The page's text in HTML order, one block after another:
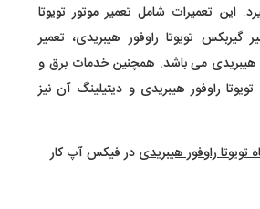
تعمیرات شامل تعمیر موتور تویوتا
گیربکس تویوتا راوفور هیبریدی، تعمیر
هیبریدی می باشد. همچنین خدمات برق و
راوفور هیبریدی و دیتیلینگ آن نیز
تویوتا راوفور هیبریدی در فیکس آپ کار